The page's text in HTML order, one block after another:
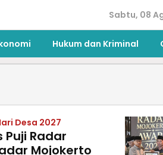
Sabtu, 08
Hukum dan Kriminal
Desa 2027
Radar
Mojokerto